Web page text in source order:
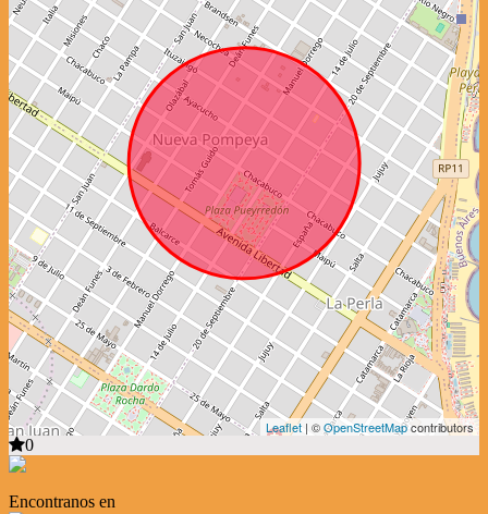
Leaflet | ©OpenStreetMapcontributors
0
Encontranos en